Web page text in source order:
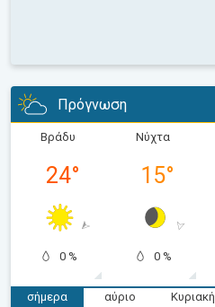
Πρόγνωση
Βράδυ
24°
0 %
Νύχτα
15°
0 %
σήμερα
αύριο
Κυριακή